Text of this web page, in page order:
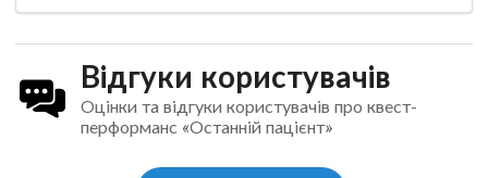
Відгуки користувачів
Оцінки та відгуки користувачів про квест-
перформанс «Останній пацієнт»